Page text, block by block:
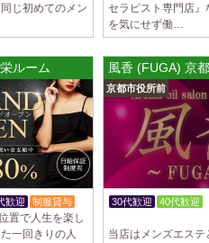
2025/03/29[川崎駅]
LIVSPA (リブス
当店の募集は嘘偽
いさせていただき
ります…
2025/03/29[蒲田駅]
LIVSPA (リブス
当店の募集は嘘偽
いさせていただき
ります…
2025/03/28[恵比寿
じ初めてのメン
セラピスト専門店』
を気にせず働…
ム
ルーム
歓迎 制服貸与
置で人生を楽し
一回きりの人
風香 (FUGA) 京
京都市役所前
30代歓迎
40代歓迎
当店はメンズエステ